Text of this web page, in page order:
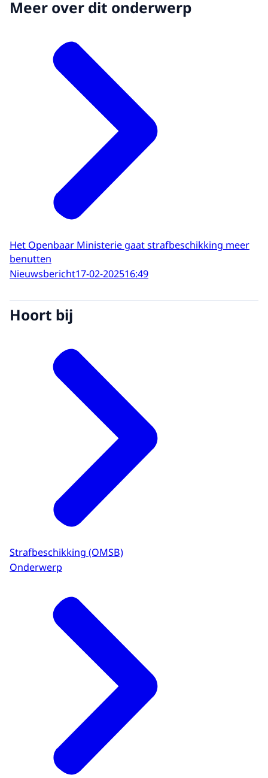
Meer over dit onderwerp
Het Openbaar Ministerie gaat strafbeschikking meer
benutten
Nieuwsbericht17-02-202516:49
Hoort bij
Strafbeschikking (OMSB)
Onderwerp